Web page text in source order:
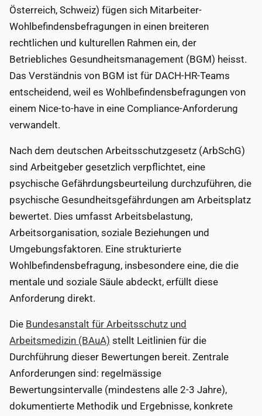
Österreich, Schweiz) fügen sich Mitarbeiter-
Wohlbefindensbefragungen in einen breiteren
rechtlichen und kulturellen Rahmen ein, der
Betriebliches Gesundheitsmanagement (BGM) heisst.
Das Verständnis von BGM ist für DACH-HR-Teams
entscheidend, weil es Wohlbefindensbefragungen von
einem Nice-to-have in eine Compliance-Anforderung
verwandelt.
Nach dem deutschen Arbeitsschutzgesetz (ArbSchG)
sind Arbeitgeber gesetzlich verpflichtet, eine
psychische Gefährdungsbeurteilung durchzuführen, die
psychische Gesundheitsgefährdungen am Arbeitsplatz
bewertet. Dies umfasst Arbeitsbelastung,
Arbeitsorganisation, soziale Beziehungen und
Umgebungsfaktoren. Eine strukturierte
Wohlbefindensbefragung, insbesondere eine, die die
mentale und soziale Säule abdeckt, erfüllt diese
Anforderung direkt.
Die Bundesanstalt für Arbeitsschutz und
Arbeitsmedizin (BAuA) stellt Leitlinien für die
Durchführung dieser Bewertungen bereit. Zentrale
Anforderungen sind: regelmässige
Bewertungsintervalle (mindestens alle 2-3 Jahre),
dokumentierte Methodik und Ergebnisse, konkrete